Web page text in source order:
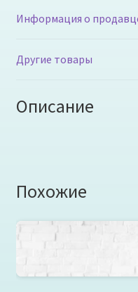
Информация о
Другие товары
Описание
Похожие